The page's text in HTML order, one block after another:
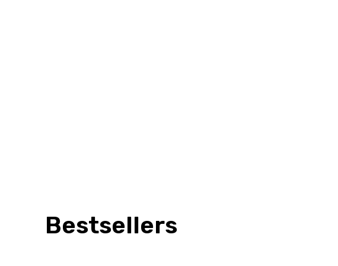
Bestsellers